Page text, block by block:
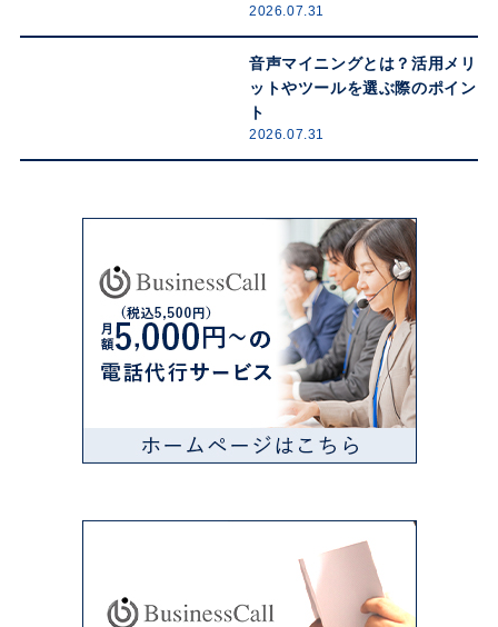
2026.07.31
音声マイニングとは？活用メリ
ットやツールを選ぶ際のポイン
ト
2026.07.31